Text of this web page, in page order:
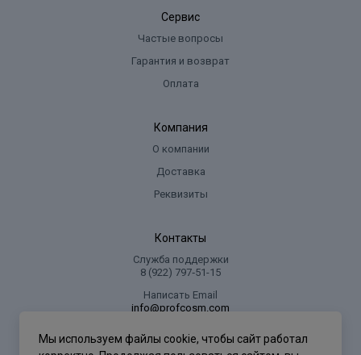
Сервис
Частые вопросы
Гарантия и возврат
Оплата
Компания
О компании
Доставка
Реквизиты
Контакты
Служба поддержки
8 (922) 797‑51-15
Написать Email
info@profcosm.com
Адрес регионального офиса
г. Сургут, ул. Иосифа Каролинского, дом 10, офис 5
Мы используем файлы cookie, чтобы сайт работал